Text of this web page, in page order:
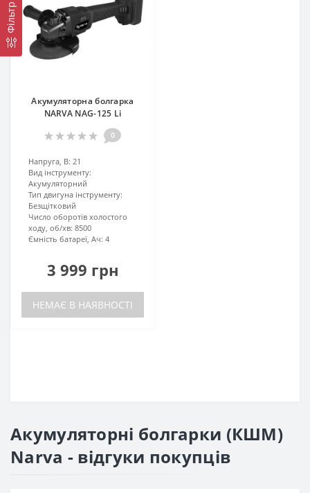
Фільтр
Акумуляторна болгарка
NARVA NAG-125 Li
0
Напруга, В: 21
Вид інструменту:
Акумуляторний
Тип двигуна інструменту:
Безщітковий
Число оборотів холостого
ходу, об/хв: 8500
Ємність батареї, Ач: 4
3 999 грн
НЕМАЄ В НАЯВНОСТІ
Акумуляторні болгарки (КШМ)
Narva - відгуки покупців